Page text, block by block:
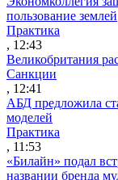
пользование землей
Практика
, 12:43
Великобритания
Санкции
, 12:41
АБД предложила
моделей
Практика
, 11:53
«Билайн» подал
названии бренда